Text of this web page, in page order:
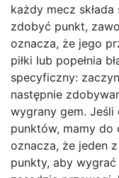
każdy mecz
zdobyć punkt,
oznacza, że jego
piłki lub popełnia
specyficzny:
następnie
wygrany gem.
punktów, mamy do
oznacza, że jeden
punkty, aby